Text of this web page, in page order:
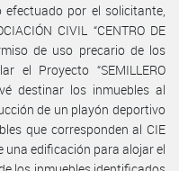
por el solicitante,
CIVIL “CENTRO DE
de uso precario de los
el Proyecto “SEMILLERO
destinar los inmuebles al
de un playón deportivo
que corresponden al CIE
edificación para alojar el